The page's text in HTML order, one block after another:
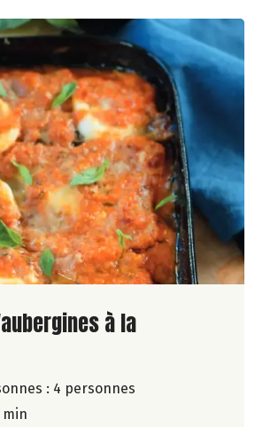
la recetteà la
: 4 personnes
min